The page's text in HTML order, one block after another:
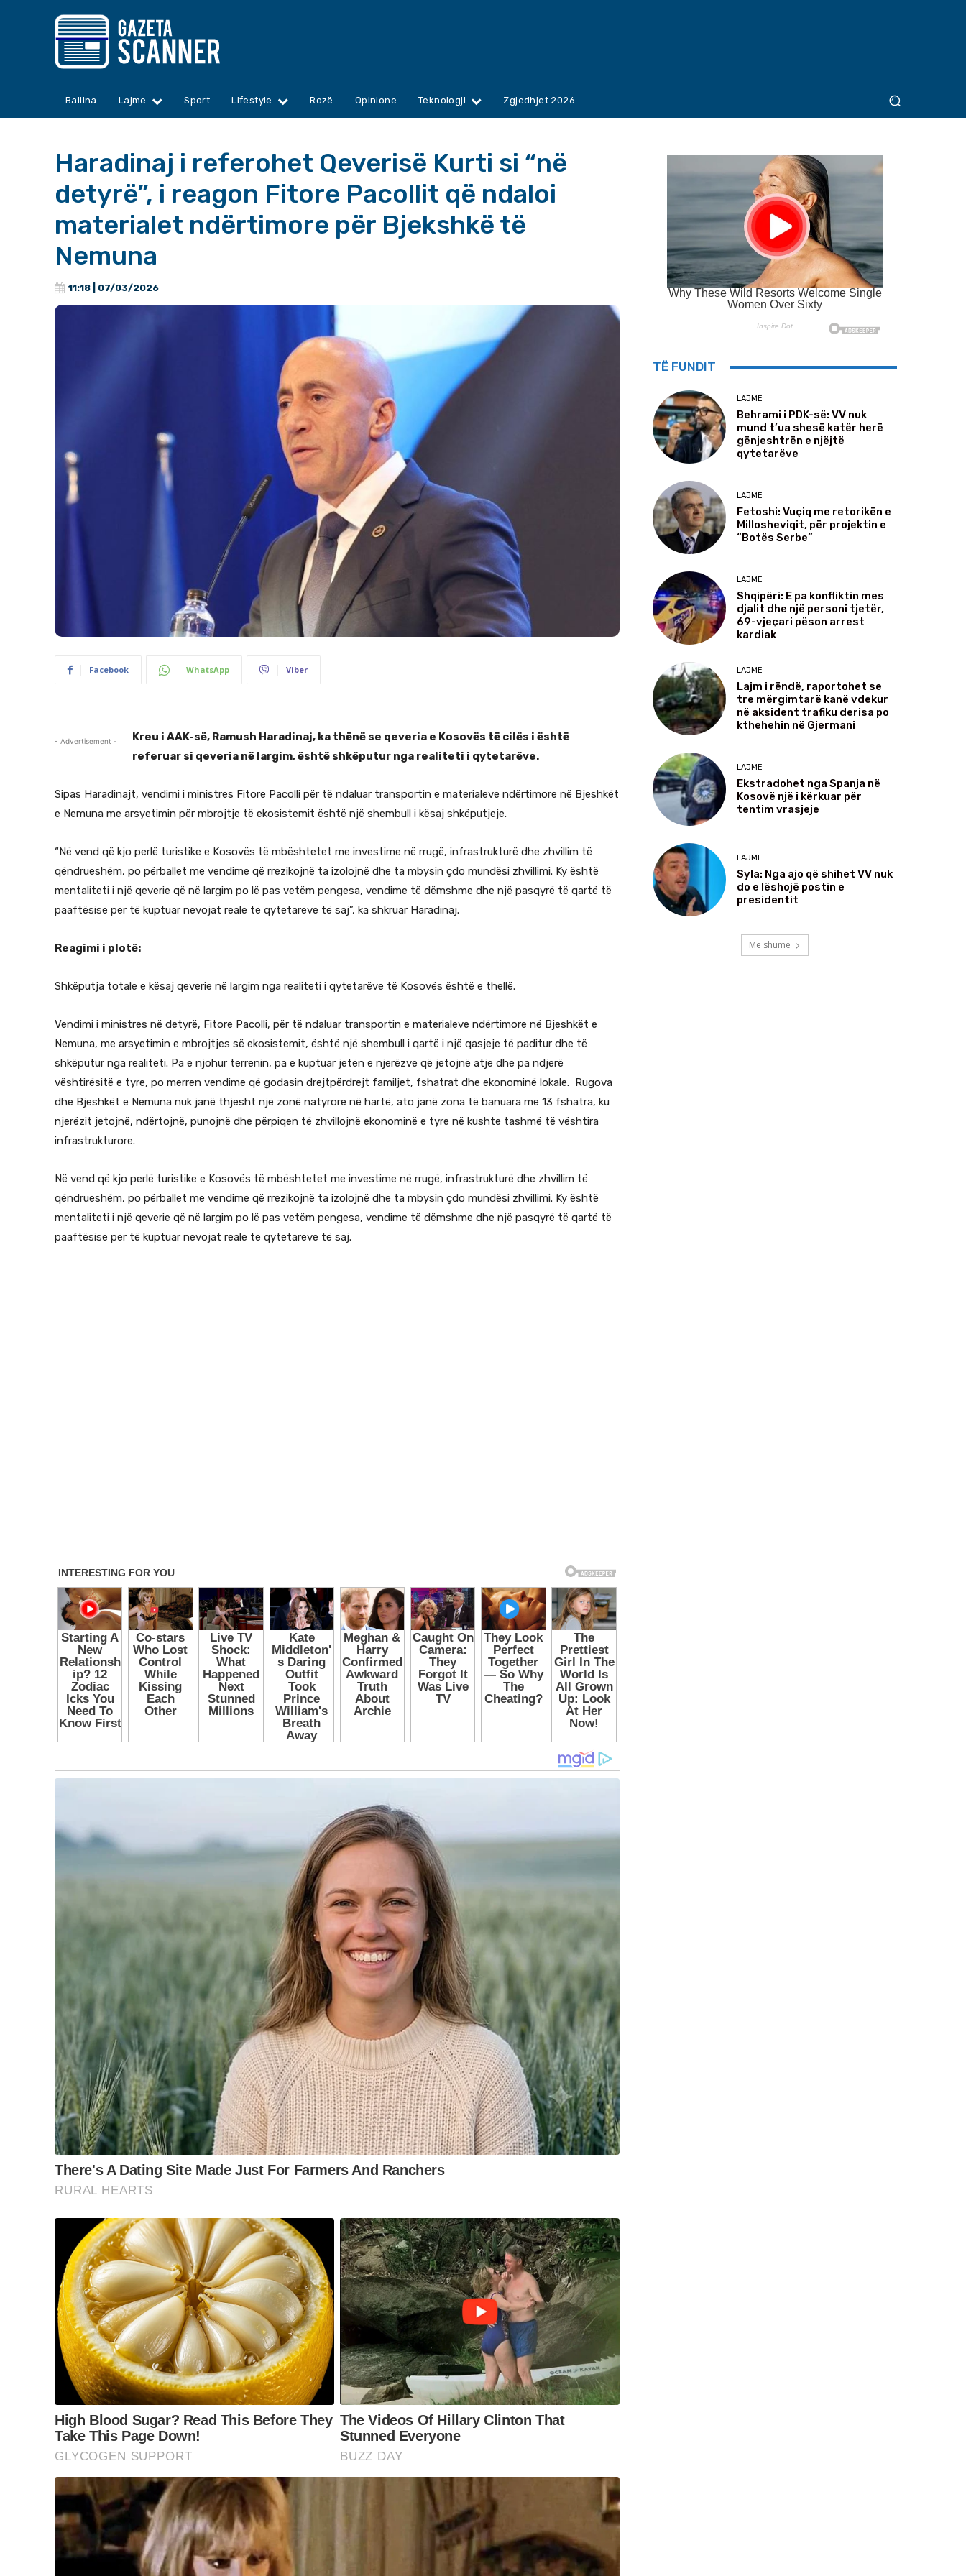
Ballina Lajme Sport Lifestyle Rozë Opinione Teknologji Zgjedhjet 2026
Haradinaj i referohet Qeverisë Kurti si “në
detyrë”, i reagon Fitore Pacollit që ndaloi
materialet ndërtimore për Bjekshkë të
Nemuna
11:18 | 07/03/2026
Facebook WhatsApp Viber
- Advertisement -
Kreu i AAK-së, Ramush Haradinaj, ka thënë se qeveria e Kosovës të cilës i është
referuar si qeveria në largim, është shkëputur nga realiteti i qytetarëve.
Sipas Haradinajt, vendimi i ministres Fitore Pacolli për të ndaluar transportin e materialeve ndërtimore në Bjeshkët
e Nemuna me arsyetimin për mbrojtje të ekosistemit është një shembull i kësaj shkëputjeje.
“Në vend që kjo perlë turistike e Kosovës të mbështetet me investime në rrugë, infrastrukturë dhe zhvillim të
qëndrueshëm, po përballet me vendime që rrezikojnë ta izolojnë dhe ta mbysin çdo mundësi zhvillimi. Ky është
mentaliteti i një qeverie që në largim po lë pas vetëm pengesa, vendime të dëmshme dhe një pasqyrë të qartë të
paaftësisë për të kuptuar nevojat reale të qytetarëve të saj”, ka shkruar Haradinaj.
Reagimi i plotë:
Shkëputja totale e kësaj qeverie në largim nga realiteti i qytetarëve të Kosovës është e thellë.
Vendimi i ministres në detyrë, Fitore Pacolli, për të ndaluar transportin e materialeve ndërtimore në Bjeshkët e
Nemuna, me arsyetimin e mbrojtjes së ekosistemit, është një shembull i qartë i një qasjeje të paditur dhe të
shkëputur nga realiteti. Pa e njohur terrenin, pa e kuptuar jetën e njerëzve që jetojnë atje dhe pa ndjerë
vështirësitë e tyre, po merren vendime që godasin drejtpërdrejt familjet, fshatrat dhe ekonominë lokale. Rugova
dhe Bjeshkët e Nemuna nuk janë thjesht një zonë natyrore në hartë, ato janë zona të banuara me 13 fshatra, ku
njerëzit jetojnë, ndërtojnë, punojnë dhe përpiqen të zhvillojnë ekonominë e tyre në kushte tashmë të vështira
infrastrukturore.
Në vend që kjo perlë turistike e Kosovës të mbështetet me investime në rrugë, infrastrukturë dhe zhvillim të
qëndrueshëm, po përballet me vendime që rrezikojnë ta izolojnë dhe ta mbysin çdo mundësi zhvillimi. Ky është
mentaliteti i një qeverie që në largim po lë pas vetëm pengesa, vendime të dëmshme dhe një pasqyrë të qartë të
paaftësisë për të kuptuar nevojat reale të qytetarëve të saj.
TË FUNDIT
LAJME
Behrami i PDK-së: VV nuk
mund t’ua shesë katër herë
gënjeshtrën e njëjtë
qytetarëve
LAJME
Fetoshi: Vuçiq me retorikën e
Millosheviqit, për projektin e
“Botës Serbe”
LAJME
Shqipëri: E pa konfliktin mes
djalit dhe një personi tjetër,
69-vjeçari pëson arrest
kardiak
LAJME
Lajm i rëndë, raportohet se
tre mërgimtarë kanë vdekur
në aksident trafiku derisa po
kthehehin në Gjermani
LAJME
Ekstradohet nga Spanja në
Kosovë një i kërkuar për
tentim vrasjeje
LAJME
Syla: Nga ajo që shihet VV nuk
do e lëshojë postin e
presidentit
Më shumë